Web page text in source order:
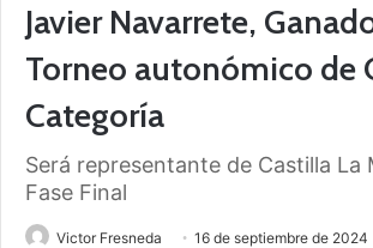
Javier Navarrete,
Torneo autonómico de
Categoría
Será representante de Castilla La
Fase Final
Victor Fresneda 16 de septiembre de 2024